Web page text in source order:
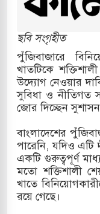
পথে
পাহাড়ি ঢলে ফুঁসে উঠেছে
মুক্তির দাবিতে
কোরিয়ার ক্ষেপণাস্ত্র
স্মৃতি জাদুঘরের
ছবি সংগৃহীত
পুঁজিবাজারে
খাতটিকে
উদ্যোগ নেওয়ার
সুবিধা ও নীতিগত
জোর দিচ্ছেন
বাংলাদেশের
পারেনি, যদিও এটি
একটি গুরুত্বপূর্ণ
মতো শক্তিশালী
খাতে
রয়ে গেছে।